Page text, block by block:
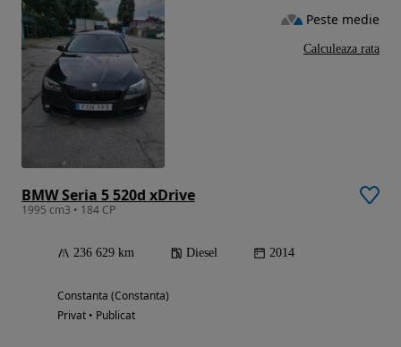
BMW Seria 5 520d xDrive
1995 cm3 • 184 CP
236 629 km Diesel 2014
Constanta (Constanta)
Privat • Publicat
Peste medie
Calculeaza rata